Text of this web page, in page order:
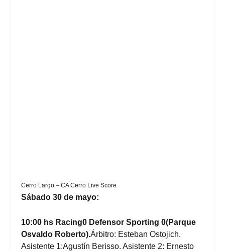
Cerro Largo – CA Cerro Live Score
Sábado 30 de mayo:
10:00 hs Racing0 Defensor Sporting 0(Parque
Osvaldo Roberto).Árbitro: Esteban Ostojich.
Asistente 1:Agustín Berisso. Asistente 2: Ernesto